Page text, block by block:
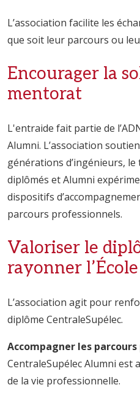
L’association facilite les
que soit leur parcours ou
Encourager la
mentorat
L'entraide fait partie de
Alumni. L’association
générations d’ingénieurs,
diplômés et Alumni
dispositifs
parcours professionnels.
Valoriser le
rayonner l’École
L’association agit pour
diplôme CentraleSupélec.
Accompagner les
CentraleSupélec Alumni
de la vie professionnelle.